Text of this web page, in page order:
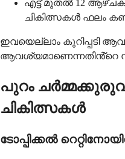
എട്ട് മുതൽ 12
ചികിത്സകൾ ഫലം
ഇവയെല്ലാം കുറിപ്പടി
പുറം
ചികിത്സകൾ
ടോപ്പിക്കൽ